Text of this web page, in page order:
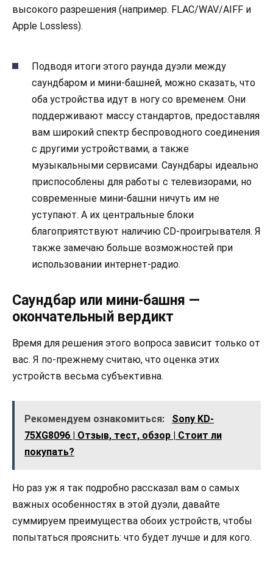
высокого разрешения (например. FLAC/WAV/AIFF и
Apple Lossless).
Подводя итоги этого раунда дуэли между
саундбаром и мини-башней, можно сказать, что
оба устройства идут в ногу со временем. Они
поддерживают массу стандартов, предоставляя
вам широкий спектр беспроводного соединения
с другими устройствами, а также
музыкальными сервисами. Саундбары идеально
приспособлены для работы с телевизорами, но
современные мини-башни ничуть им не
уступают. А их центральные блоки
благоприятствуют наличию CD-проигрывателя. Я
также замечаю больше возможностей при
использовании интернет-радио.
Саундбар или мини-башня —
окончательный вердикт
Время для решения этого вопроса зависит только от
вас. Я по-прежнему считаю, что оценка этих
устройств весьма субъективна.
Рекомендуем ознакомиться:
Sony KD-
75XG8096 | Отзыв, тест, обзор | Стоит ли
покупать?
Но раз уж я так подробно рассказал вам о самых
важных особенностях в этой дуэли, давайте
суммируем преимущества обоих устройств, чтобы
попытаться прояснить: что будет лучше и для кого.